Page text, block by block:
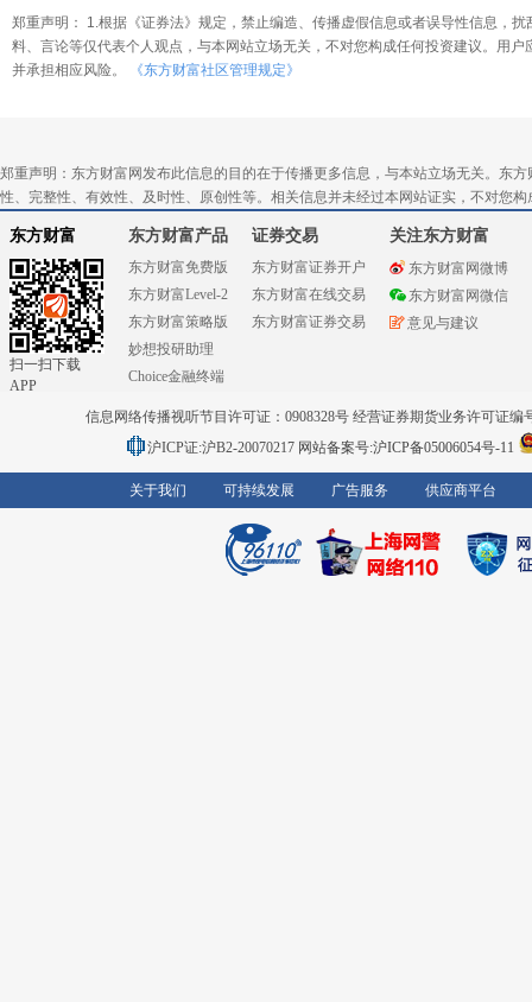
郑重声明： 1.根据《证券法》规定，禁止编造、传播虚假信息或者误导性信息，
料、言论等仅代表个人观点，与本网站立场无关，不对您构成任何投资建议。用
并承担相应风险。
《东方财富社区管理规定》
郑重声明：东方财富网发布此信息的目的在于传播更多信息，与本站立场无关。东
性、完整性、有效性、及时性、原创性等。相关信息并未经过本网站证实，不对您
东方财富
扫一扫下载
APP
东方财富产品
东方财富免费版
东方财富Level-2
东方财富策略版
妙想投研助理
Choice金融终端
证券交易
东方财富证券开户
东方财富在线交易
东方财富证券交易
关注东方财富
东方财富网微博
东方财富网微信
意见与建议
信息网络传播视听节目许可证：0908328号 经营证券期货业务许可证编
沪ICP证:沪B2-20070217 网站备案号:沪ICP备05006054号-11
关于我们 可持续发展 广告服务 供应商平台